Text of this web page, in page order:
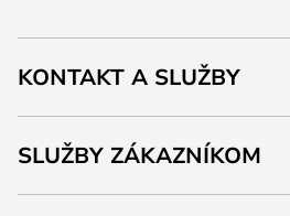
KONTAKT A SLUŽBY
SLUŽBY ZÁKAZNÍKOM